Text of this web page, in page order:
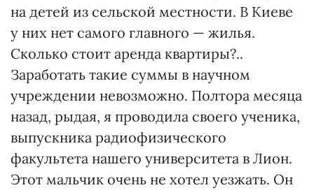
на детей из сельской местности. В Киеве
у них нет самого главного — жилья.
Сколько стоит аренда квартиры?..
Заработать такие суммы в научном
учреждении невозможно. Полтора месяца
назад, рыдая, я проводила своего ученика,
выпускника радиофизического
факультета нашего университета в Лион.
Этот мальчик очень не хотел уезжать. Он